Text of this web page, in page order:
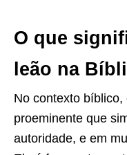
O que
leão na
No contexto
proeminente que
autoridade, e em